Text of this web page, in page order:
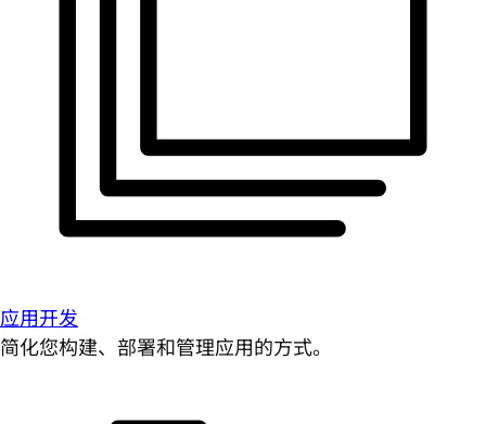
应用开发
简化您构建、部署和管理应用的方式。